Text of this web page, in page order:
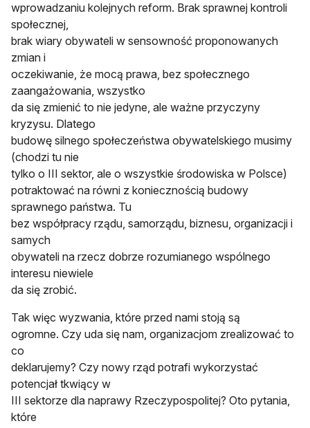
wprowadzaniu kolejnych reform. Brak sprawnej kontroli
społecznej,
brak wiary obywateli w sensowność proponowanych
zmian i
oczekiwanie, że mocą prawa, bez społecznego
zaangażowania, wszystko
da się zmienić to nie jedyne, ale ważne przyczyny
kryzysu. Dlatego
budowę silnego społeczeństwa obywatelskiego musimy
(chodzi tu nie
tylko o III sektor, ale o wszystkie środowiska w Polsce)
potraktować na równi z koniecznością budowy
sprawnego państwa. Tu
bez współpracy rządu, samorządu, biznesu, organizacji i
samych
obywateli na rzecz dobrze rozumianego wspólnego
interesu niewiele
da się zrobić.
Tak więc wyzwania, które przed nami stoją są
ogromne. Czy uda się nam, organizacjom zrealizować to
co
deklarujemy? Czy nowy rząd potrafi wykorzystać
potencjał tkwiący w
III sektorze dla naprawy Rzeczypospolitej? Oto pytania,
które